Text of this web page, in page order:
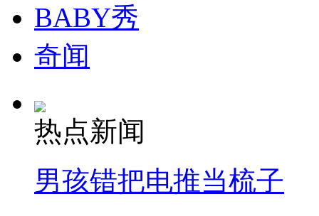
纽约上演“枕头大战”
BABY秀
奇闻
热点新闻
男孩错把电推当梳子